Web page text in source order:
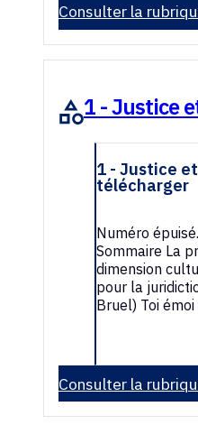
Consulter la
1 - Justice
1 - Justice
télécharger
Numéro
Sommaire La
dimension
pour la
Bruel) Toi
Consulter la